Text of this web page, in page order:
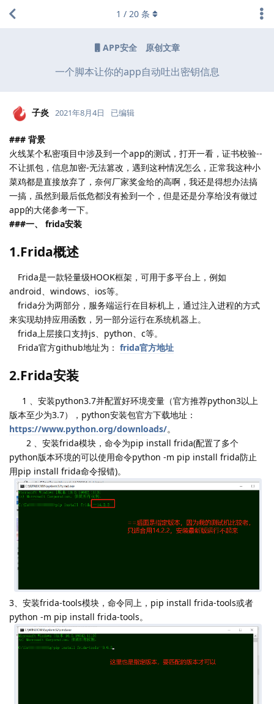
APP安全 原创文章
一个脚本让你的app自动吐出密钥信息
1 / 20 条
子炎 2021年8月4日 已编辑
### 背景
火线某个私密项目中涉及到一个app的测试，打开一看，证书校验--
不让抓包，信息加密-无法篡改，遇到这种情况怎么，正常我这种小
菜鸡都是直接放弃了，奈何厂家奖金给的高啊，我还是得想办法搞
一搞，虽然到最后低危都没有捡到一个，但是还是分享给没有做过
app的大佬参考一下。
###一、 frida安装
1.Frida概述
Frida是一款轻量级HOOK框架，可用于多平台上，例如
android、windows、ios等。
frida分为两部分，服务端运行在目标机上，通过注入进程的方式
来实现劫持应用函数，另一部分运行在系统机器上。
frida上层接口支持js、python、c等。
Frida官方github地址为： frida官方地址
2.Frida安装
1 、安装python3.7并配置好环境变量（官方推荐python3以上
版本至少为3.7），python安装包官方下载地址：
https://www.python.org/downloads/。
2 、安装frida模块，命令为pip install frida(配置了多个
python版本环境的可以使用命令python -m pip install frida防止
用pip install frida命令报错)。
3、安装frida-tools模块，命令同上，pip install frida-tools或者
python -m pip install frida-tools。